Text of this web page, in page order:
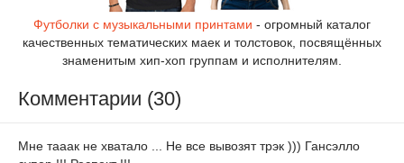
Футболки с музыкальными принтами - огромный каталог
качественных тематических маек и толстовок, посвящённых
знаменитым хип-хоп группам и исполнителям.
Комментарии (30)
Мне тааак не хватало ... Не все вывозят трэк ))) Гансэлло